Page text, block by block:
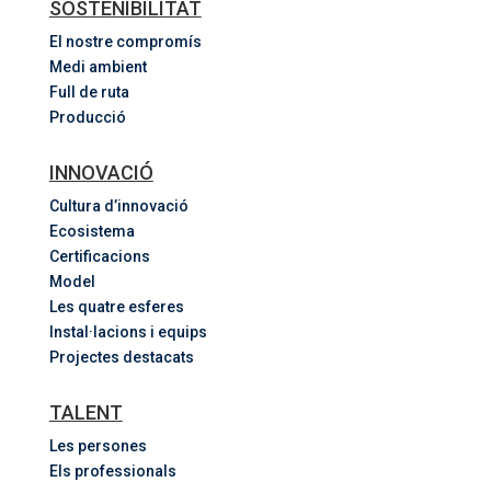
SOSTENIBILITAT
El nostre compromís
Medi ambient
Full de ruta
Producció
INNOVACIÓ
Cultura d’innovació
Ecosistema
Certificacions
Model
Les quatre esferes
Instal·lacions i equips
Projectes destacats
TALENT
Les persones
Els professionals